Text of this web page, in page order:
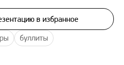
буллиты
в избранное